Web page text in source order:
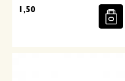
1,50